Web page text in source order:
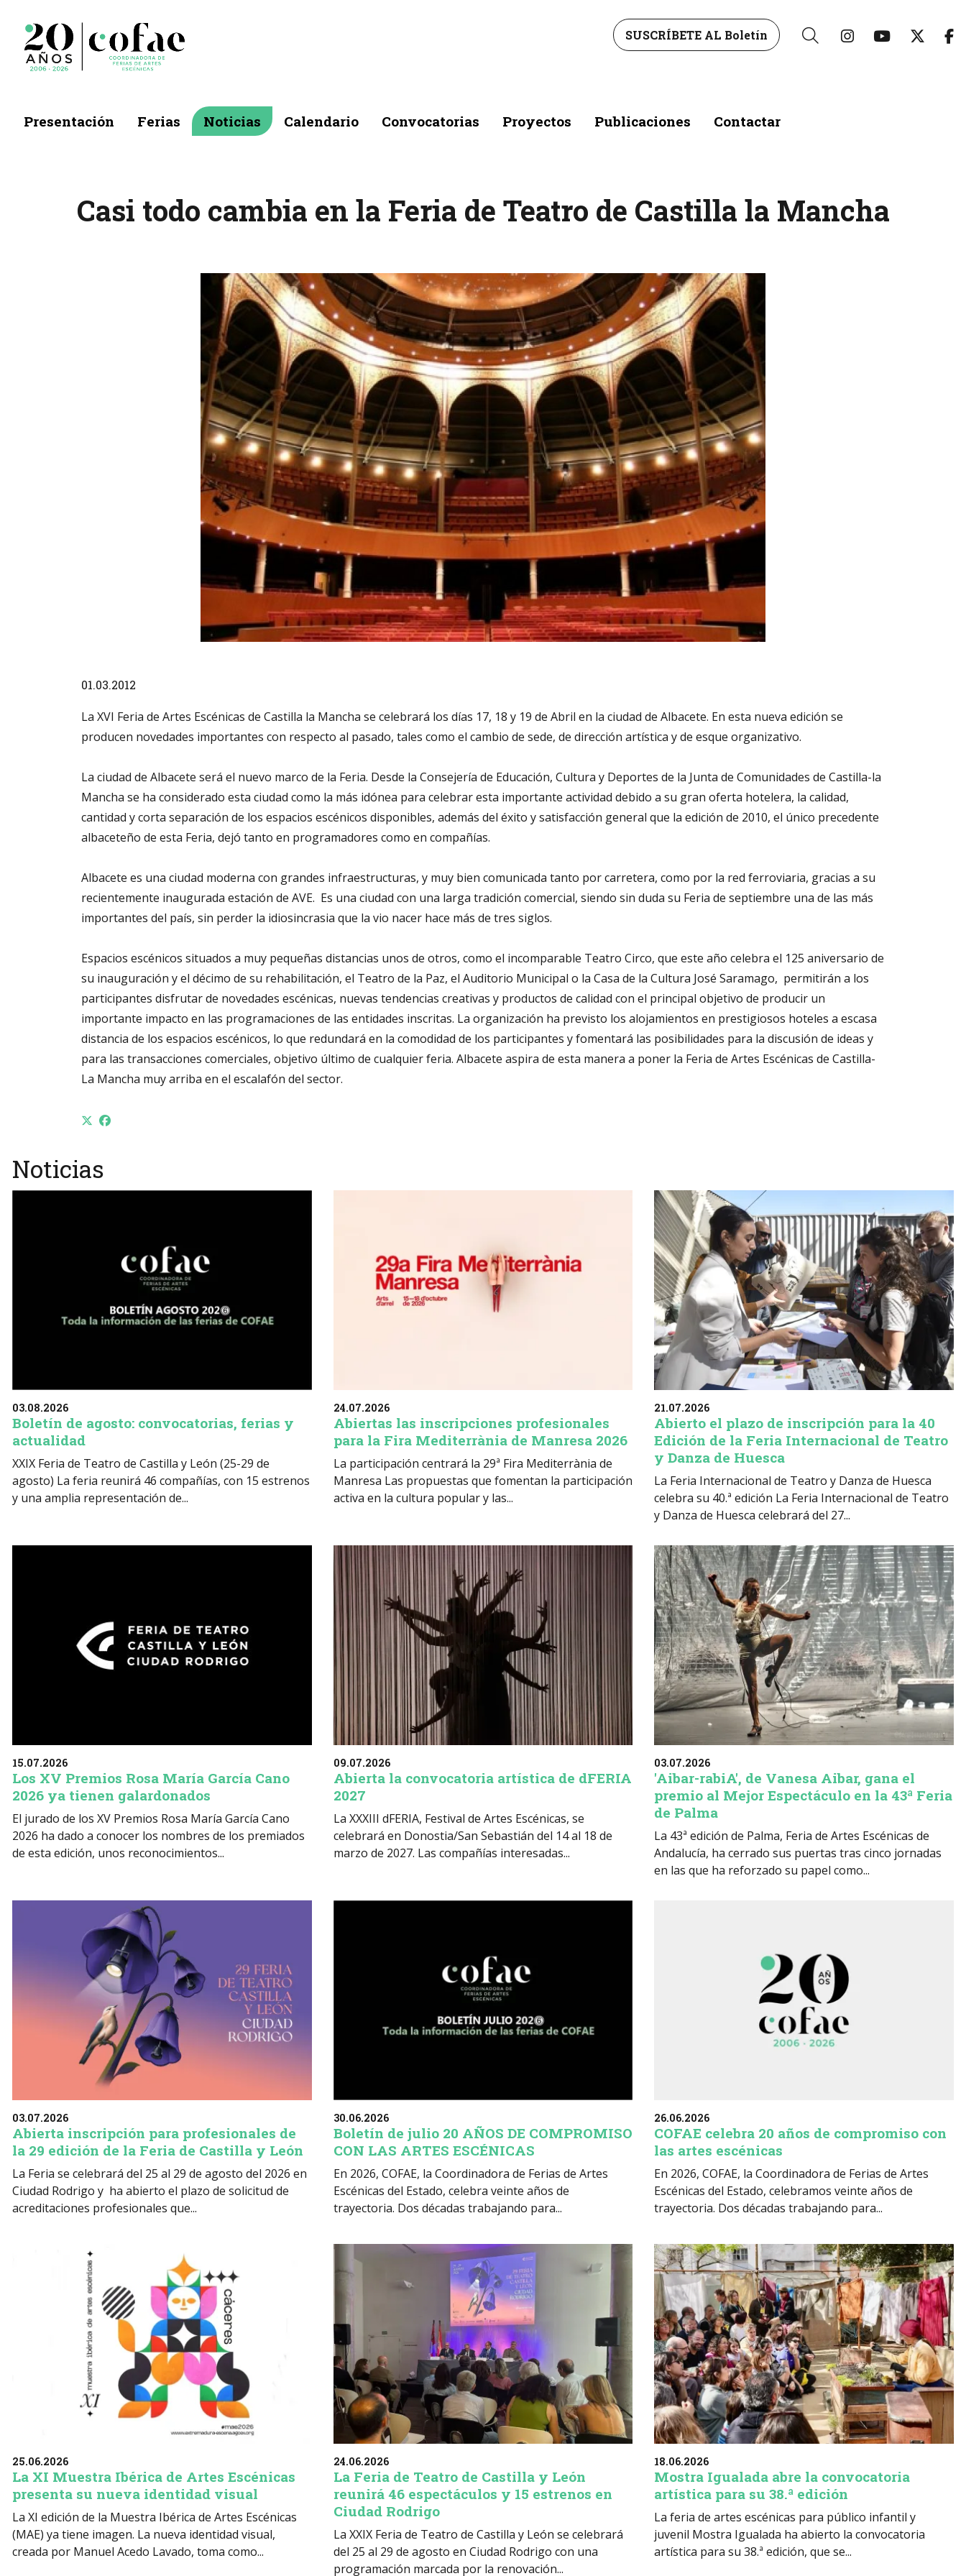
Link aLink a
SUSCRÍBETE AL Boletín
Presentación Ferias Noticias Calendario Convocatorias Proyectos Publicaciones Contactar
Casi todo cambia en la Feria de Teatro de Castilla la Mancha
01.03.2012
La XVI Feria de Artes Escénicas de Castilla la Mancha se celebrará los días 17, 18 y 19 de Abril en la ciudad de Albacete. En esta nueva edición se
producen novedades importantes con respecto al pasado, tales como el cambio de sede, de dirección artística y de esque organizativo.
La ciudad de Albacete será el nuevo marco de la Feria. Desde la Consejería de Educación, Cultura y Deportes de la Junta de Comunidades de Castilla-la
Mancha se ha considerado esta ciudad como la más idónea para celebrar esta importante actividad debido a su gran oferta hotelera, la calidad,
cantidad y corta separación de los espacios escénicos disponibles, además del éxito y satisfacción general que la edición de 2010, el único precedente
albaceteño de esta Feria, dejó tanto en programadores como en compañías.
Albacete es una ciudad moderna con grandes infraestructuras, y muy bien comunicada tanto por carretera, como por la red ferroviaria, gracias a su
recientemente inaugurada estación de AVE. Es una ciudad con una larga tradición comercial, siendo sin duda su Feria de septiembre una de las más
importantes del país, sin perder la idiosincrasia que la vio nacer hace más de tres siglos.
Espacios escénicos situados a muy pequeñas distancias unos de otros, como el incomparable Teatro Circo, que este año celebra el 125 aniversario de
su inauguración y el décimo de su rehabilitación, el Teatro de la Paz, el Auditorio Municipal o la Casa de la Cultura José Saramago, permitirán a los
participantes disfrutar de novedades escénicas, nuevas tendencias creativas y productos de calidad con el principal objetivo de producir un
importante impacto en las programaciones de las entidades inscritas. La organización ha previsto los alojamientos en prestigiosos hoteles a escasa
distancia de los espacios escénicos, lo que redundará en la comodidad de los participantes y fomentará las posibilidades para la discusión de ideas y
para las transacciones comerciales, objetivo último de cualquier feria. Albacete aspira de esta manera a poner la Feria de Artes Escénicas de Castilla-
La Mancha muy arriba en el escalafón del sector.
Noticias
03.08.2026
Boletín de agosto: convocatorias, ferias y
actualidad
XXIX Feria de Teatro de Castilla y León (25-29 de
agosto) La feria reunirá 46 compañías, con 15 estrenos
y una amplia representación de...
24.07.2026
Abiertas las inscripciones profesionales
para la Fira Mediterrània de Manresa 2026
La participación centrará la 29ª Fira Mediterrània de
Manresa Las propuestas que fomentan la participación
activa en la cultura popular y las...
21.07.2026
Abierto el plazo de inscripción para la 40
Edición de la Feria Internacional de Teatro
y Danza de Huesca
La Feria Internacional de Teatro y Danza de Huesca
celebra su 40.ª edición La Feria Internacional de Teatro
y Danza de Huesca celebrará del 27...
15.07.2026
Los XV Premios Rosa María García Cano
2026 ya tienen galardonados
El jurado de los XV Premios Rosa María García Cano
2026 ha dado a conocer los nombres de los premiados
de esta edición, unos reconocimientos...
09.07.2026
Abierta la convocatoria artística de dFERIA
2027
La XXXIII dFERIA, Festival de Artes Escénicas, se
celebrará en Donostia/San Sebastián del 14 al 18 de
marzo de 2027. Las compañías interesadas...
03.07.2026
'Aibar-rabiA', de Vanesa Aibar, gana el
premio al Mejor Espectáculo en la 43ª Feria
de Palma
La 43ª edición de Palma, Feria de Artes Escénicas de
Andalucía, ha cerrado sus puertas tras cinco jornadas
en las que ha reforzado su papel como...
03.07.2026
Abierta inscripción para profesionales de
la 29 edición de la Feria de Castilla y León
La Feria se celebrará del 25 al 29 de agosto del 2026 en
Ciudad Rodrigo y ha abierto el plazo de solicitud de
acreditaciones profesionales que...
30.06.2026
Boletín de julio 20 AÑOS DE COMPROMISO
CON LAS ARTES ESCÉNICAS
En 2026, COFAE, la Coordinadora de Ferias de Artes
Escénicas del Estado, celebra veinte años de
trayectoria. Dos décadas trabajando para...
26.06.2026
COFAE celebra 20 años de compromiso con
las artes escénicas
En 2026, COFAE, la Coordinadora de Ferias de Artes
Escénicas del Estado, celebramos veinte años de
trayectoria. Dos décadas trabajando para...
25.06.2026
La XI Muestra Ibérica de Artes Escénicas
presenta su nueva identidad visual
La XI edición de la Muestra Ibérica de Artes Escénicas
(MAE) ya tiene imagen. La nueva identidad visual,
creada por Manuel Acedo Lavado, toma como...
24.06.2026
La Feria de Teatro de Castilla y León
reunirá 46 espectáculos y 15 estrenos en
Ciudad Rodrigo
La XXIX Feria de Teatro de Castilla y León se celebrará
del 25 al 29 de agosto en Ciudad Rodrigo con una
programación marcada por la renovación...
18.06.2026
Mostra Igualada abre la convocatoria
artística para su 38.ª edición
La feria de artes escénicas para público infantil y
juvenil Mostra Igualada ha abierto la convocatoria
artística para su 38.ª edición, que se...